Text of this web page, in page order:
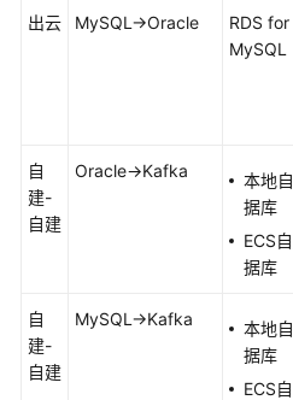
隆
出云 MySQL->Oracle
RDS for
MySQL
自
建-
自建
Oracle->Kafka
本地
据库
ECS
据库
自
建-
自建
MySQL->Kafka
本地
据库
ECS